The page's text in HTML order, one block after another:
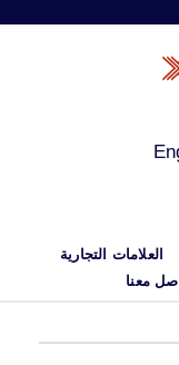
العلامات التجارية
معنا